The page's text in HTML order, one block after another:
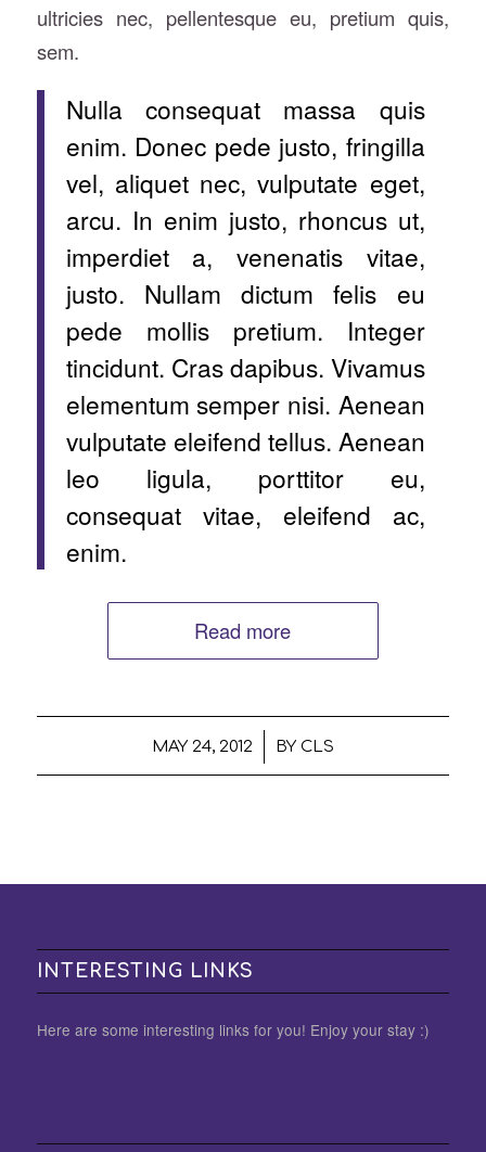
ultricies nec, pellentesque eu, pretium quis,
sem.
Nulla consequat massa quis
enim. Donec pede justo, fringilla
vel, aliquet nec, vulputate eget,
arcu. In enim justo, rhoncus ut,
imperdiet a, venenatis vitae,
justo. Nullam dictum felis eu
pede mollis pretium. Integer
tincidunt. Cras dapibus. Vivamus
elementum semper nisi. Aenean
vulputate eleifend tellus. Aenean
leo ligula, porttitor eu,
consequat vitae, eleifend ac,
enim.
Read more
MAY 24, 2012
/ BY CLS
INTERESTING LINKS
Here are some interesting links for you! Enjoy your stay :)